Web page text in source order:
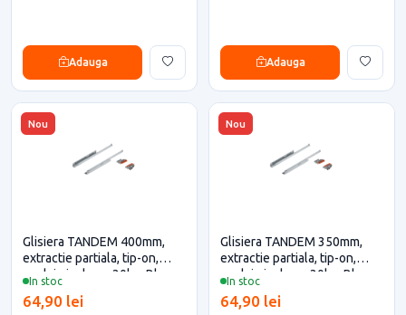
Adauga Adauga
Nou
In stoc
Glisiera TANDEM 400mm,
extractie partiala, tip-on,
cuplaje incluse, 30kg, Blum
eficiente
64,90 lei
Nou
In stoc
Glisiera TANDEM 350mm,
extractie partiala, tip-on,
cuplaje incluse, 30kg, Blum
eficiente
64,90 lei